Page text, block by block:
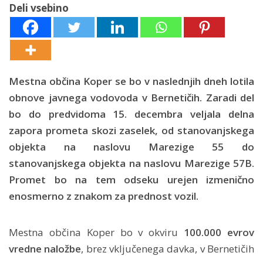
Deli vsebino
Mestna občina Koper se bo v naslednjih dneh lotila
obnove javnega vodovoda v Bernetičih. Zaradi del
bo do predvidoma 15. decembra veljala delna
zapora prometa skozi zaselek, od stanovanjskega
objekta na naslovu Marezige 55 do
stanovanjskega objekta na naslovu Marezige 57B.
Promet bo na tem odseku urejen izmenično
enosmerno z znakom za prednost vozil.
Mestna občina Koper bo v okviru 100.000 evrov
vredne naložbe, brez vključenega davka, v Bernetičih